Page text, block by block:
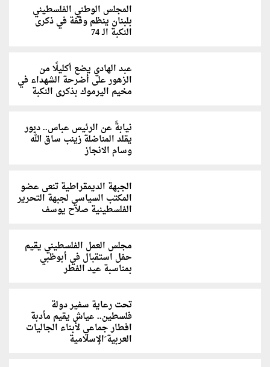
المجلس الوطني الفلسطيني
بلبنان ينظم وقفة في ذكرى
النكبة الـ 74
عبد الهادي يضع أكليلًا من
الزهور على أضرحة الشهداء في
مخيم اليرموك بذكرى النكبة
نيابةً عن الرئيس عباس.. دبور
يقلد المناضلة زينب ساق الله
وسام الانجاز
الجبهة الديمقراطية تنعى عضو
المكتب السياسي لجبهة التحرير
الفلسطينية صلاح يوسف
مجلس العمل الفلسطيني يقيم
حفل استقبال في أبوظبي
بمناسبة عيد الفطر
تحت رعاية سفير دولة
فلسطين.. عياش يقيم مأدبة
افطار جماعي لأبناء الجاليات
العربية َالإسلامية